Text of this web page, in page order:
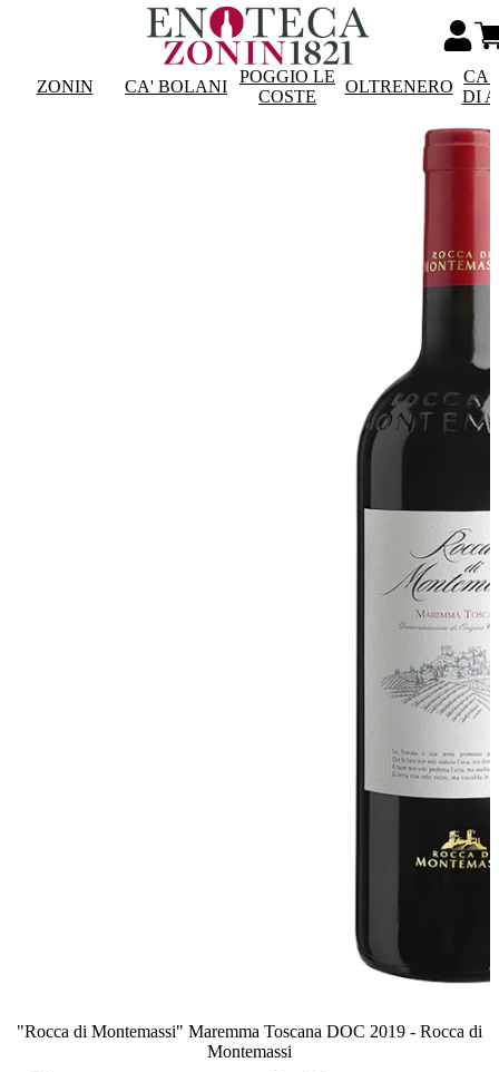
ZONIN CA' BOLANI
POGGIO LE
COSTE
OLTRENERO
DI
"Rocca di Montemassi" Maremma Toscana DOC 2019 - Rocca di
Montemassi